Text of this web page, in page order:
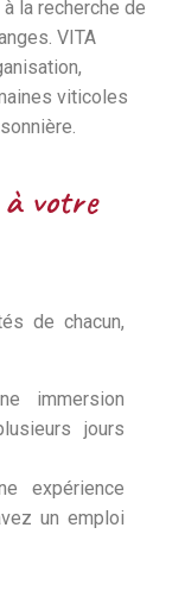
la recherche de
VITA
viticoles
votre
de chacun,
immersion
jours
expérience
un emploi